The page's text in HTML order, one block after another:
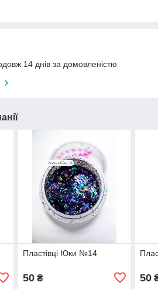
14 днів за домовленістю
Пластівці Юки №14
50₴ 50